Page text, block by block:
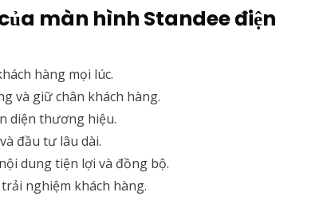
màn hình Standee điện
hàng mọi lúc.
và giữ chân khách hàng.
diện thương hiệu.
đầu tư lâu dài.
dung tiện lợi và đồng bộ.
nghiệm khách hàng.